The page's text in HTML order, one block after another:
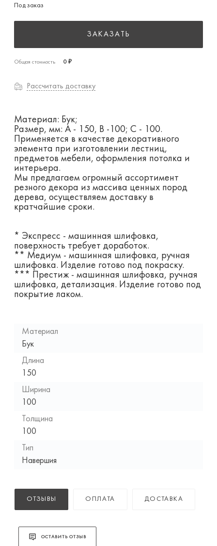
Под заказ
ЗАКАЗАТЬ
Общая стоимость 0 ₽
Рассчитать доставку
Материал: Бук;
Размер, мм: А - 150, B -100; С - 100.
Применяется в качестве декоративного
элемента при изготовлении лестниц,
предметов мебели, оформления потолка и
интерьера.
Мы предлагаем огромный ассортимент
резного декора из массива ценных пород
дерева, осуществляем доставку в
кратчайшие сроки.
* Экспресс - машинная шлифовка,
поверхность требует доработок.
** Медиум - машинная шлифовка, ручная
шлифовка. Изделие готово под покраску.
*** Престиж - машинная шлифовка, ручная
шлифовка, детализация. Изделие готово под
покрытие лаком.
Материал
Бук
Длина
150
Ширина
100
Толщина
100
Тип
Навершия
ОТЗЫВЫ ОПЛАТА ДОСТАВКА
ОСТАВИТЬ ОТЗЫВ